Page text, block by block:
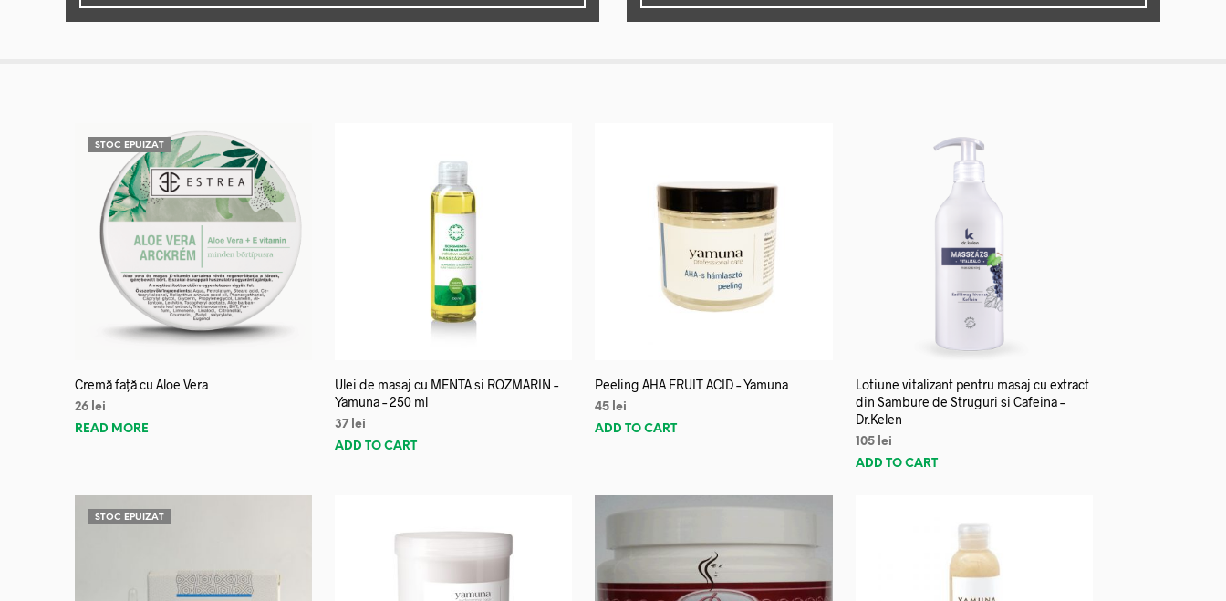
STOC EPUIZAT
Cremă față cu Aloe Vera
26 lei
READ MORE
Ulei de masaj cu MENTA si ROZMARIN –
Yamuna – 250 ml
37 lei
ADD TO CART
Peeling AHA FRUIT ACID – Yamuna
45 lei
ADD TO CART
Lotiune vitalizant pentru masaj cu extract
din Sambure de Struguri si Cafeina –
Dr.Kelen
105 lei
ADD TO CART
STOC EPUIZAT